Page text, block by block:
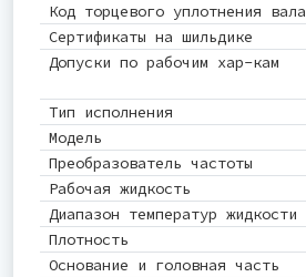
Код торцевого уплотнения вала
Сертификаты на шильдике
Допуски по рабочим хар-кам
Тип исполнения
Модель
Преобразователь частоты
Рабочая жидкость
Диапазон температур жидкости
Плотность
Основание и головная часть